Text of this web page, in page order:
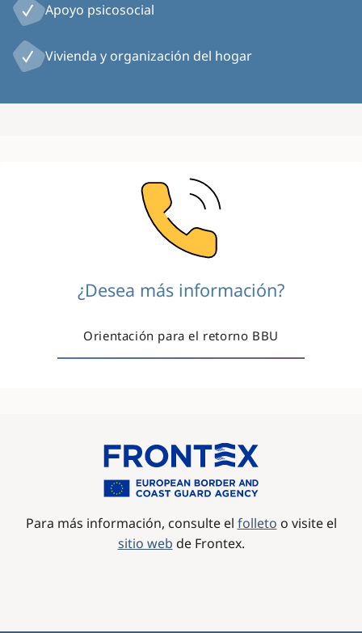
Apoyo psicosocial
Vivienda y organización del hogar
¿Desea más información?
Orientación para el retorno BBU
Para más información, consulte el folleto o visite el
sitio web de Frontex.